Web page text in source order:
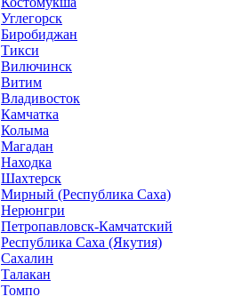
Углегорск
Биробиджан
Тикси
Вилючинск
Витим
Владивосток
Камчатка
Колыма
Магадан
Находка
Шахтерск
Мирный (Республика Саха)
Нерюнгри
Петропавловск-Камчатский
Республика Саха (Якутия)
Сахалин
Талакан
Томпо